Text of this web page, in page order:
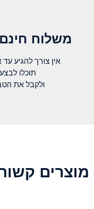
משלוח
אין צורך להגיע עד
תוכלו
ולקבל את
מוצרים